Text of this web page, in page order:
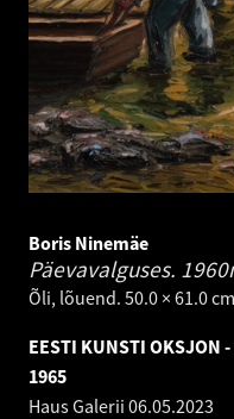
Boris Ninemäe
Päevavalguses.
Õli, lõuend. 50.0 × 61.0 cm
EESTI KUNSTI OKSJON
1965
Haus Galerii 06.05.2023